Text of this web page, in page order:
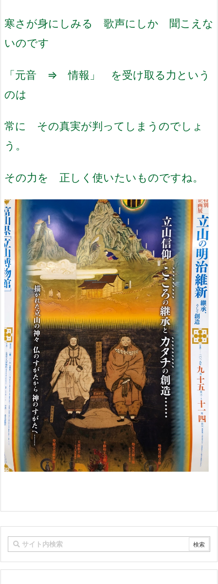
寒さが身にしみる 歌声にしか 聞こえな
いのです
「元音 ⇒ 情報」 を受け取る力という
のは
常に その真実が判ってしまうのでしょ
う。
その力を 正しく使いたいものですね。